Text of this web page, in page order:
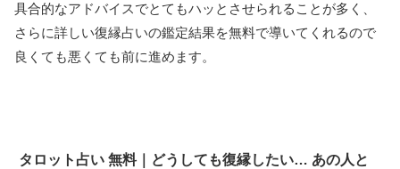
具合的なアドバイスでとてもハッとさせられることが多く、
さらに詳しい復縁占いの鑑定結果を無料で導いてくれるので
良くても悪くても前に進めます。
タロット占い 無料｜どうしても復縁したい… あの人と